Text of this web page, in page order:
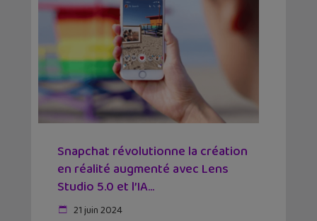
Snapchat révolutionne la création
en réalité augmenté avec Lens
Studio 5.0 et l’IA...
21 juin 2024